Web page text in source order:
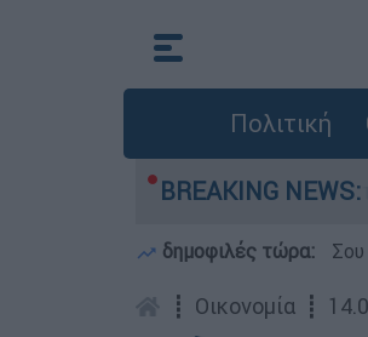
Πολιτική
BREAKING NEWS:
που έχασε τη ζωή του
δημοφιλές τώρα:
┋ Οικονομία ┋